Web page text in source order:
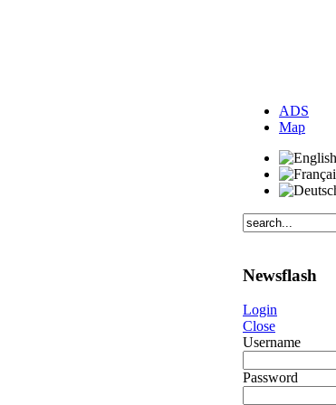
ADS
Map
Newsflash
Login
Close
Username
Password